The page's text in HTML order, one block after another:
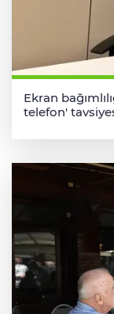
Ekran
telefon'